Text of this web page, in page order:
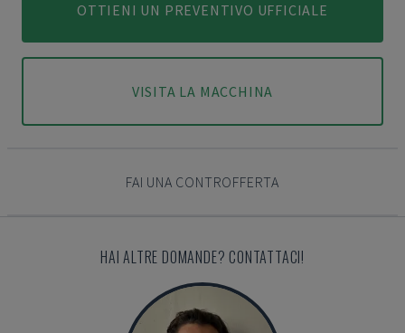
OTTIENI UN PREVENTIVO UFFICIALE
VISITA LA MACCHINA
FAI UNA CONTROFFERTA
HAI ALTRE DOMANDE? CONTATTACI!